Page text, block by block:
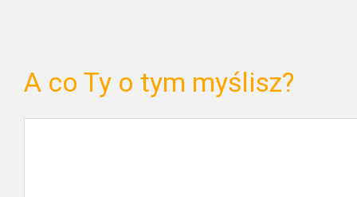
A co Ty o tym myślisz?